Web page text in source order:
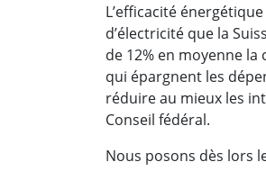
L’efficacité
d’électricité que la
de 12% en moyenne
qui épargnent les
réduire au mieux les
Conseil fédéral.
Nous posons dès lors